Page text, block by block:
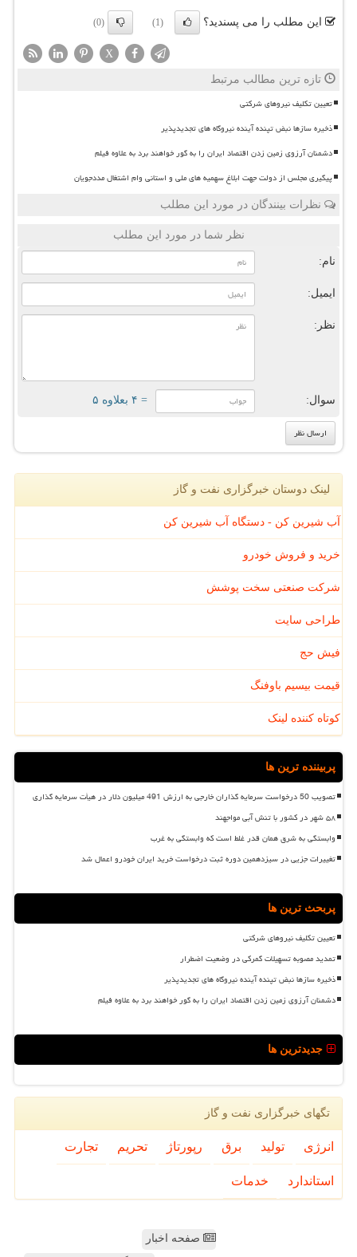
این مطلب را می پسندید؟ (1)
(0)
X
تازه ترین مطالب مرتبط
تعیین تکلیف نیروهای شرکتی
ذخیره سازها نبض تپنده آینده نیروگاه های تجدیدپذیر
دشمنان آرزوی زمین زدن اقتصاد ایران را به گور خواهند برد به علاوه فیلم
پیگیری مجلس از دولت جهت ابلاغ سهمیه های ملی و استانی وام اشتغال مددجویان
نظرات بینندگان در مورد این مطلب
نظر شما در مورد این مطلب
نام:
ایمیل:
نظر:
سوال: = ۴ بعلاوه ۵
لینک دوستان خبرگزاری نفت و گاز
آب شیرین کن - دستگاه آب شیرین کن
خرید و فروش خودرو
شرکت صنعتی سخت پوشش
طراحی سایت
فیش حج
قیمت بیسیم باوفنگ
کوتاه کننده لینک
پربیننده ترین ها
تصویب 50 درخواست سرمایه گذاران خارجی به ارزش 491 میلیون دلار در هیأت سرمایه گذاری
۵۸ شهر در کشور با تنش آبی مواجهند
وابستگی به شرق همان قدر غلط است که وابستگی به غرب
تغییرات جزیی در سیزدهمین دوره ثبت درخواست خرید ایران خودرو اعمال شد
پربحث ترین ها
تعیین تکلیف نیروهای شرکتی
تمدید مصوبه تسهیلات گمرکی در وضعیت اضطرار
ذخیره سازها نبض تپنده آینده نیروگاه های تجدیدپذیر
دشمنان آرزوی زمین زدن اقتصاد ایران را به گور خواهند برد به علاوه فیلم
جدیدترین ها
تگهای خبرگزاری نفت و گاز
انرژی تولید برق رپورتاژ تحریم تجارت
استاندارد خدمات
صفحه اخبار